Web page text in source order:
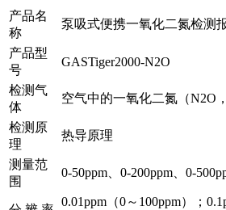
产品名
称
泵吸式便携一氧化二氮检测
产品型
号
GASTiger2000-N2O
检测气
体
空气中的一氧化二氮（N2O
检测原
理
热导原理
测量范
围
0-50ppm、0-200ppm、0-
0.01ppm（0～100ppm）；